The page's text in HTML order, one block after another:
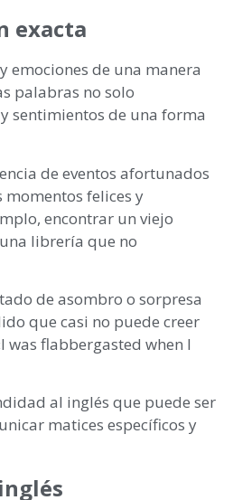
exacta
emociones de una manera
palabras no solo
sentimientos de una forma
de eventos afortunados
felices y
encontrar un viejo
librería que no
de asombro o sorpresa
que casi no puede creer
was flabbergasted when I
al inglés que puede ser
matices específicos y